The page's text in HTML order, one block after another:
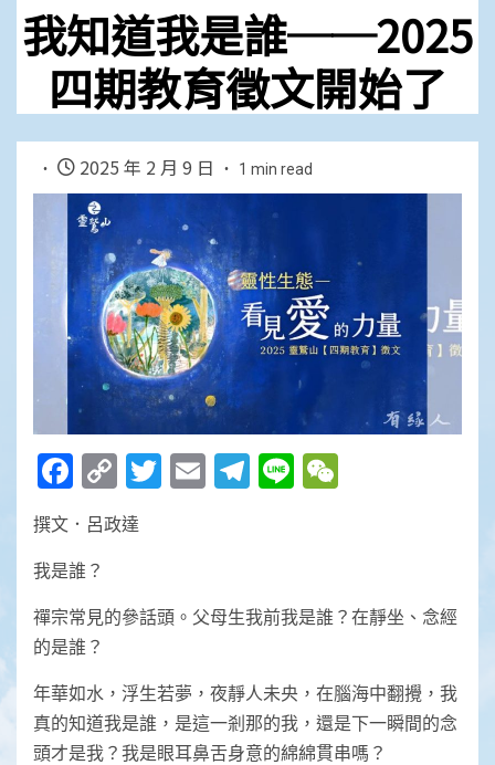
我知道我是誰──2025
四期教育徵文開始了
2025 年 2 月 9 日 1 min read
Facebook
Copy
Link
Twitter
EmailTelegram
Line
撰文．呂政達
我是誰？
禪宗常見的參話頭。父母生我前我是誰？在靜坐、念經
的是誰？
年華如水，浮生若夢，夜靜人未央，在腦海中翻攪，我
真的知道我是誰，是這一剎那的我，還是下一瞬間的念
頭才是我？我是眼耳鼻舌身意的綿綿貫串嗎？